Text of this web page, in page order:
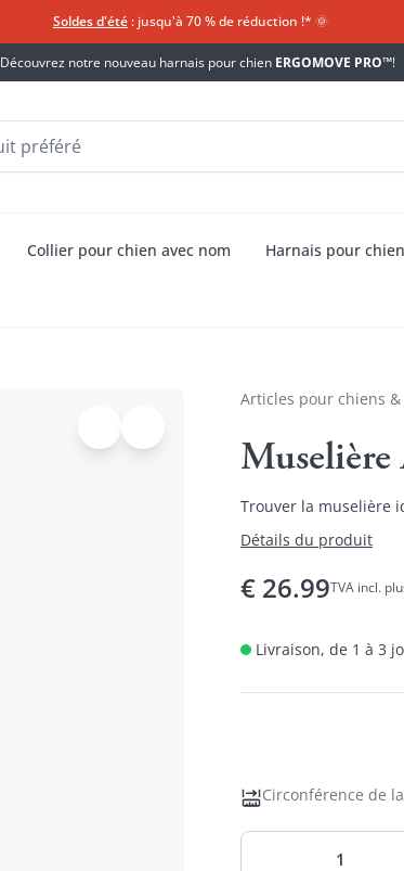
Soldes d'été : jusqu'à 70 % de réduction !*​ 🌞
Découvrez notre nouveau harnais pour chien ERGOMOVE PRO™!
Collier pour chien avec nom Harnais pour
Articles pour chiens &
Trouver la muselière
Détails du produit
€ 26.99TVA incl.
Livraison, de 1 à 3
Circonférence de
1